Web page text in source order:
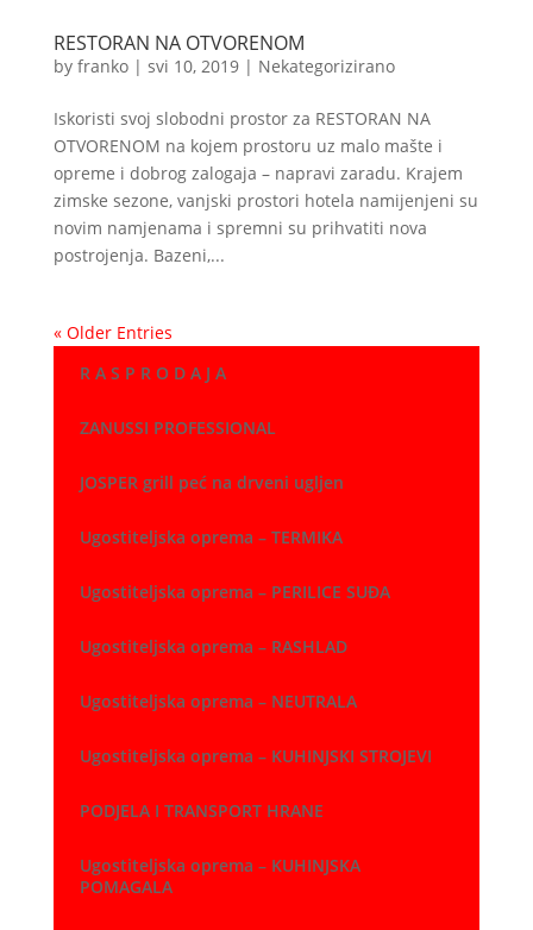
RESTORAN NA OTVORENOM
by franko| svi 10, 2019| Nekategorizirano
Iskoristi svoj slobodni prostor za RESTORAN NA
OTVORENOM na kojem prostoru uz malo mašte i
opreme i dobrog zalogaja – napravi zaradu. Krajem
zimske sezone, vanjski prostori hotela namijenjeni su
novim namjenama i spremni su prihvatiti nova
postrojenja. Bazeni,...
« Older Entries
R A S P R O D A J A
ZANUSSI PROFESSIONAL
JOSPER grill peć na drveni ugljen
Ugostiteljska oprema – TERMIKA
Ugostiteljska oprema – PERILICE SUĐA
Ugostiteljska oprema – RASHLAD
Ugostiteljska oprema – NEUTRALA
Ugostiteljska oprema – KUHINJSKI STROJEVI
PODJELA I TRANSPORT HRANE
Ugostiteljska oprema – KUHINJSKA
POMAGALA